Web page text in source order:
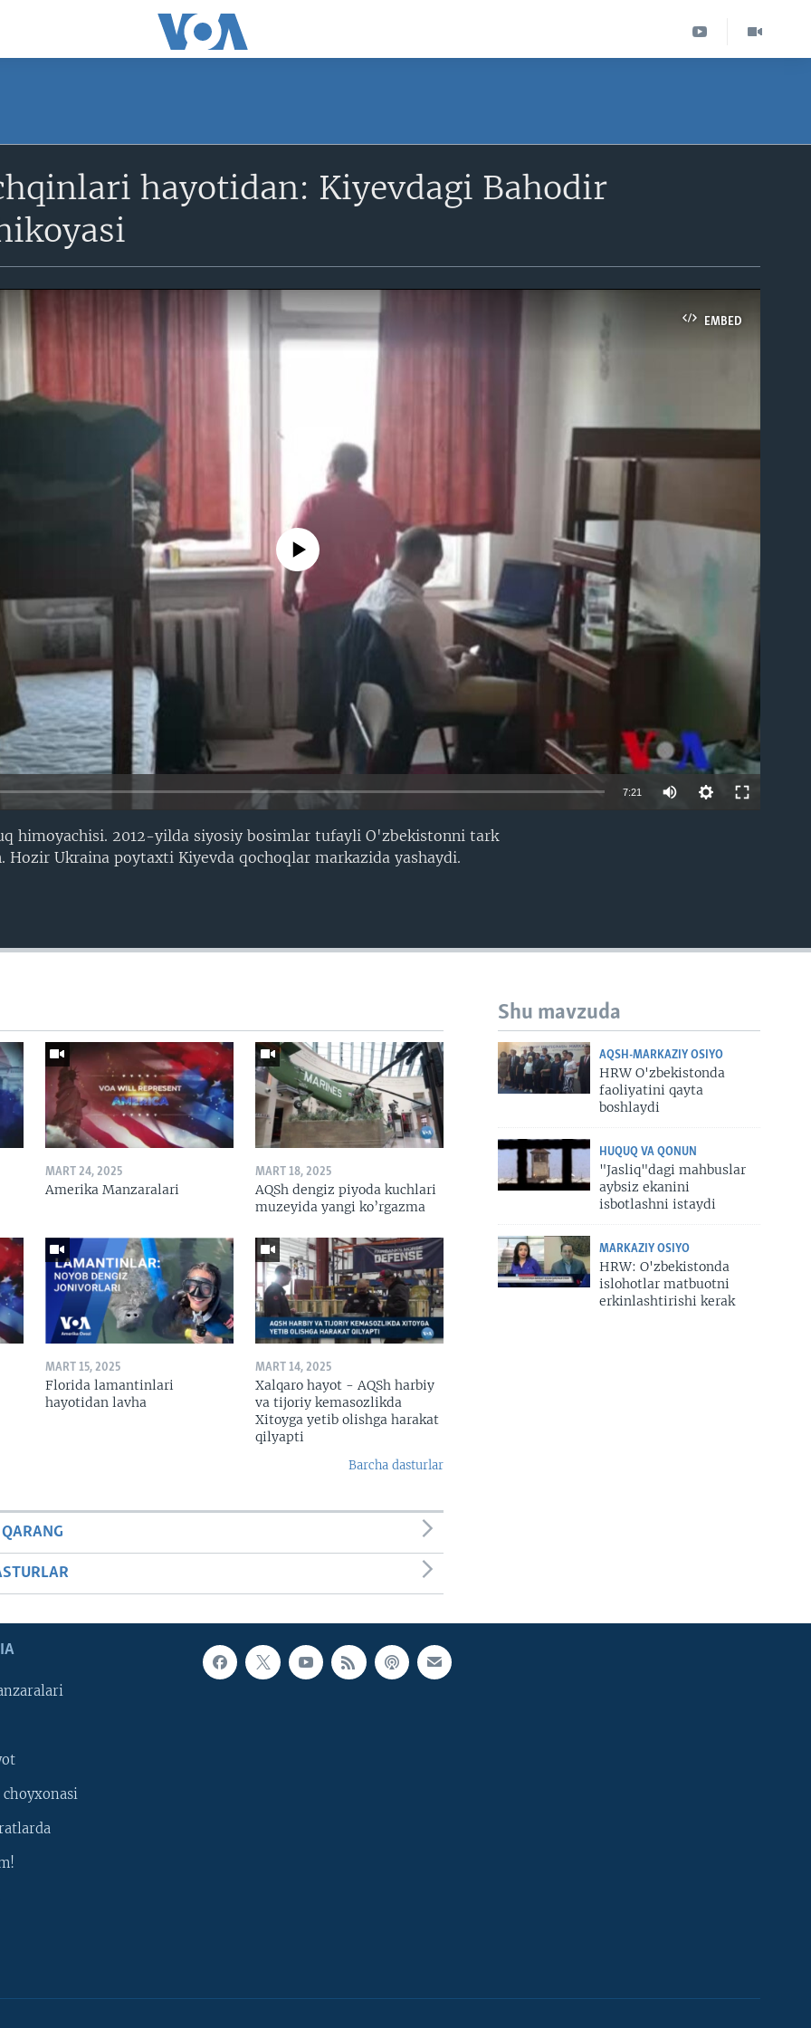
hayotidan: Kiyevdagi Bahodir
EMBED
No media source currently available
7:21
himoyachisi. 2012-yilda siyosiy bosimlar tufayli O'zbekistonni tark
Hozir Ukraina poytaxti Kiyevda qochoqlar markazida yashaydi.
Shu mavzuda
AQSH-MARKAZIY OSIYO
HRW O'zbekistonda
faoliyatini qayta
boshlaydi
HUQUQ VA QONUN
"Jasliq"dagi mahbuslar
aybsiz ekanini
isbotlashni istaydi
MARKAZIY OSIYO
HRW: O'zbekistonda
islohotlar matbuotni
erkinlashtirishi kerak
MART 24, 2025
Amerika Manzaralari
MART 18, 2025
AQSh dengiz piyoda kuchlari
muzeyida yangi ko’rgazma
MART 15, 2025
Florida lamantinlari
hayotidan lavha
MART 14, 2025
Xalqaro hayot - AQSh harbiy
va tijoriy kemasozlikda
Xitoyga yetib olishga harakat
qilyapti
Barcha dasturlar